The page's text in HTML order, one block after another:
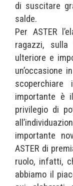
di suscitare
salde.
Per ASTER
ragazzi,
ulteriore e
un’occasione
importante è
privilegio di
importante
ASTER di
ruolo, infatti,
abbiamo il